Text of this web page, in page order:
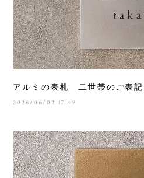
アルミの表札 二世帯のご表
2026/06/02 17:49